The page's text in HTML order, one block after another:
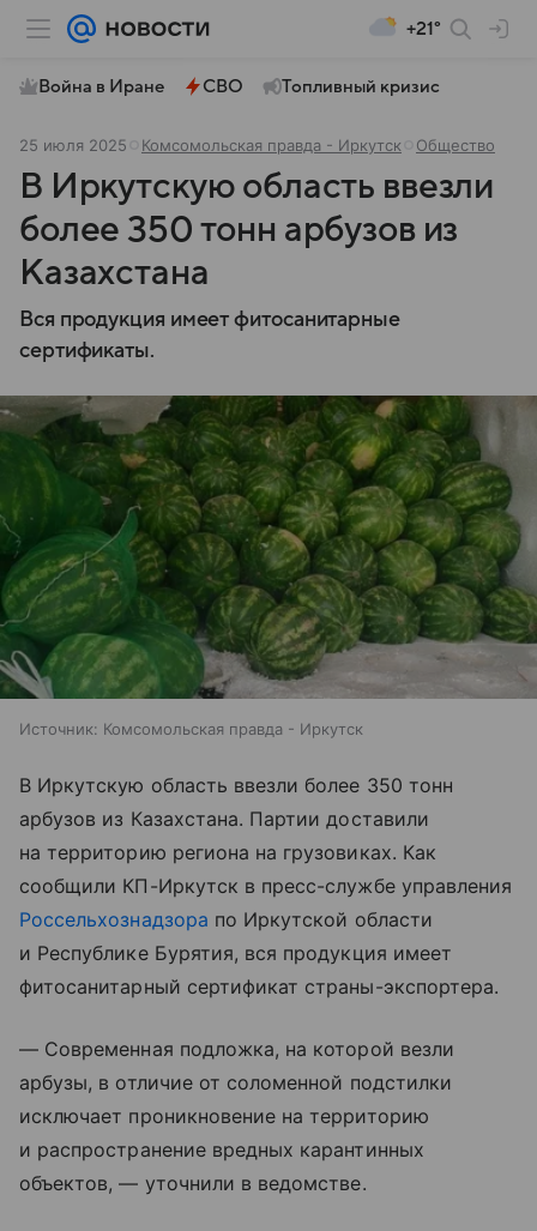
+21°
Война в Иране СВО Топливный кризис
25 июля 2025 Комсомольская правда - Иркутск Общество
В Иркутскую область ввезли
более 350 тонн арбузов из
Казахстана
Вся продукция имеет фитосанитарные
сертификаты.
Источник: Комсомольская правда - Иркутск
В Иркутскую область ввезли более 350 тонн
арбузов из Казахстана. Партии доставили
на территорию региона на грузовиках. Как
сообщили КП-Иркутск в пресс-службе управления
Россельхознадзора по Иркутской области
и Республике Бурятия, вся продукция имеет
фитосанитарный сертификат страны-экспортера.
— Современная подложка, на которой везли
арбузы, в отличие от соломенной подстилки
исключает проникновение на территорию
и распространение вредных карантинных
объектов, — уточнили в ведомстве.